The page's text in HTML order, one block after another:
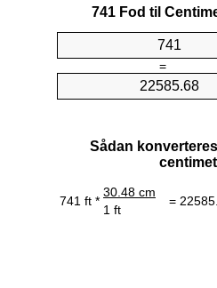
741 Fod til
=
Sådan
741 ft *
30.48 cm
=
1 ft